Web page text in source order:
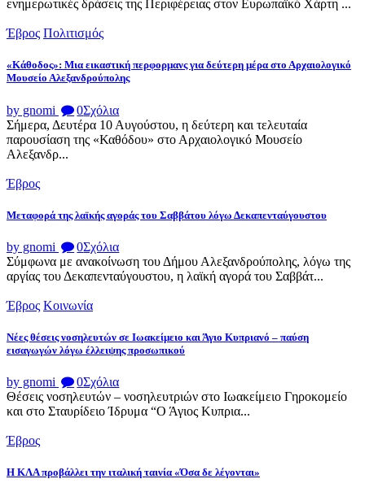
ενημερωτικές δράσεις της Περιφέρειας στον Ευρωπαϊκό Χάρτη ...
Έβρος Πολιτισμός
«Κάθοδος»: Μια εικαστική περφορμανς για δεύτερη μέρα στο Αρχαιολογικό
Μουσείο Αλεξανδρούπολης
by gnomi 0Σχόλια
Σήμερα, Δευτέρα 10 Αυγούστου, η δεύτερη και τελευταία
παρουσίαση της «Καθόδου» στο Αρχαιολογικό Μουσείο
Αλεξανδρ...
Έβρος
Μεταφορά της λαϊκής αγοράς του Σαββάτου λόγω Δεκαπενταύγουστου
by gnomi 0Σχόλια
Σύμφωνα με ανακοίνωση του Δήμου Αλεξανδρούπολης, λόγω της
αργίας του Δεκαπενταύγουστου, η λαϊκή αγορά του Σαββάτ...
Έβρος Κοινωνία
Νέες θέσεις νοσηλευτών σε Ιωακείμειο και Άγιο Κυπριανό – παύση
εισαγωγών λόγω έλλειψης προσωπικού
by gnomi 0Σχόλια
Θέσεις νοσηλευτών – νοσηλευτριών στο Ιωακείμειο Γηροκομείο
και στο Σταυρίδειο Ίδρυμα “Ο Άγιος Κυπρια...
Έβρος
Η ΚΛΑ προβάλλει την ιταλική ταινία «Όσα δε λέγονται»